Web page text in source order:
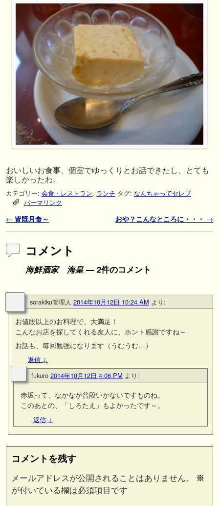
おいしいお食事、個室でゆっくりとお話できたし、とても
楽しかったわ。
カテゴリー: 会食・レストラン, ランチ タグ: なんちゃってセレブ
パーマリンク
投稿ナビゲーション
← 皆既月食～ おや？こんなところに・・・ →
コメント
海鮮酒家 海皇— 2件のコメント
sorakiku管理人 2014年10月12日 10:24 AM より:
お値段以上のお料理で、大満足！
こんなお店を探してくれる友人に、ホント感謝ですね～
お話も、毎回勉強になります（うむうむ…）
返信 ↓
fukuro 2014年10月12日 4:06 PM より:
赤坂って、なかなか普段いかないですものね。
このあとの、「しろたえ」もよかったです～。
返信 ↓
コメントを残す
メールアドレスが公開されることはありません。
※
が付いている欄は必須項目です